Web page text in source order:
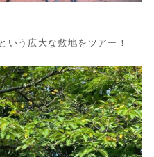
いう広大な敷地をツアー！